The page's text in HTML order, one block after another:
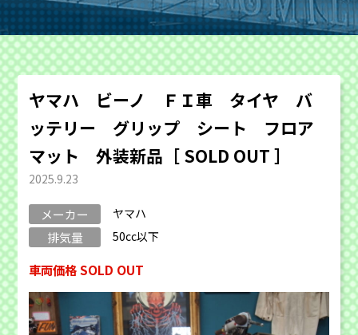
ヤマハ ビーノ ＦＩ車 タイヤ バ
ッテリー グリップ シート フロア
マット 外装新品［ SOLD OUT ］
2025.9.23
メーカー ヤマハ
排気量 50cc以下
車両価格 SOLD OUT